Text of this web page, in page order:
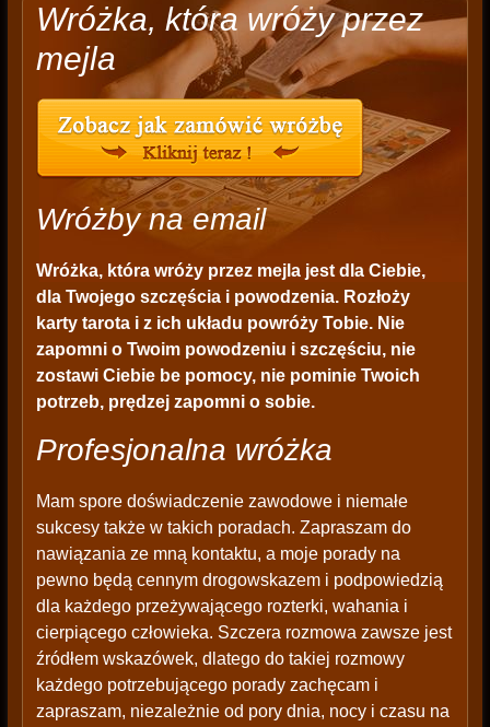
Wróżka, która wróży przez
mejla
Wróżby na email
Wróżka, która wróży przez mejla jest dla Ciebie,
dla Twojego szczęścia i powodzenia. Rozłoży
karty tarota i z ich układu powróży Tobie. Nie
zapomni o Twoim powodzeniu i szczęściu, nie
zostawi Ciebie be pomocy, nie pominie Twoich
potrzeb, prędzej zapomni o sobie.
Profesjonalna wróżka
Mam spore doświadczenie zawodowe i niemałe
sukcesy także w takich poradach. Zapraszam do
nawiązania ze mną kontaktu, a moje porady na
pewno będą cennym drogowskazem i podpowiedzią
dla każdego przeżywającego rozterki, wahania i
cierpiącego człowieka. Szczera rozmowa zawsze jest
źródłem wskazówek, dlatego do takiej rozmowy
każdego potrzebującego porady zachęcam i
zapraszam, niezależnie od pory dnia, nocy i czasu na